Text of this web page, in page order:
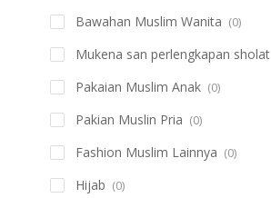
Bawahan Muslim Wanita (0)
Mukena san perlengkapan sholat
Pakaian Muslim Anak (0)
Pakian Muslin Pria (0)
Fashion Muslim Lainnya (0)
Hijab (0)